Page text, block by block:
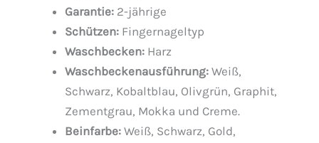
Garantie: 2-jährige
Schützen: Fingernageltyp
Waschbecken: Harz
Waschbeckenausführung: Weiß,
Schwarz, Kobaltblau, Olivgrün, Graphit,
Zementgrau, Mokka und Creme.
Beinfarbe: Weiß, Schwarz, Gold,